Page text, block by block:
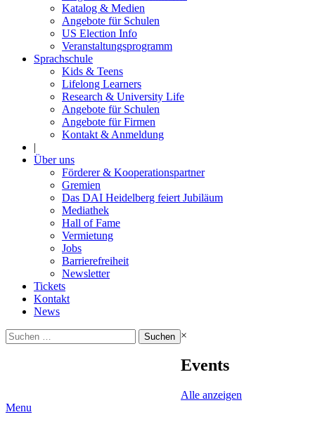
Katalog & Medien
Angebote für Schulen
US Election Info
Veranstaltungsprogramm
Sprachschule
Kids & Teens
Lifelong Learners
Research & University Life
Angebote für Schulen
Angebote für Firmen
Kontakt & Anmeldung
|
Über uns
Förderer & Kooperationspartner
Gremien
Das DAI Heidelberg feiert Jubiläum
Mediathek
Hall of Fame
Vermietung
Jobs
Barrierefreiheit
Newsletter
Tickets
Kontakt
News
Suchen
nach:
×
Events
Alle anzeigen
Menu